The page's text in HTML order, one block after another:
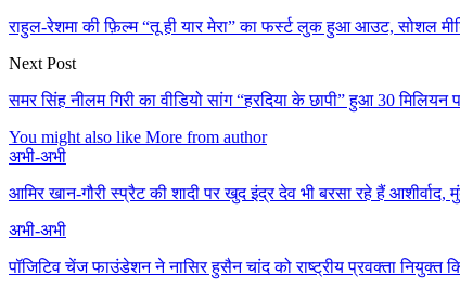
राहुल-रेशमा की फ़िल्म “तू ही यार मेरा” का फर्स्ट लुक हुआ आउट, सोशल
Next Post
समर सिंह नीलम गिरी का वीडियो सांग “हरदिया के छापी” हुआ 30 मिलियन
You might also like More from author
अभी-अभी
आमिर खान-गौरी स्प्रैट की शादी पर खुद इंद्र देव भी बरसा रहे हैं आशीर्वाद,
अभी-अभी
पॉजिटिव चेंज फाउंडेशन ने नासिर हुसैन चांद को राष्ट्रीय प्रवक्ता नियुक्त